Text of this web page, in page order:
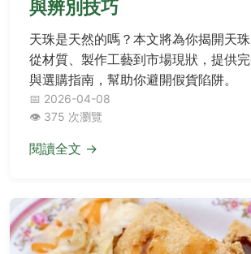
與辨別技巧
天珠是天然的嗎？本文將為你揭開天珠
從材質、製作工藝到市場現狀，提供
與選購指南，幫助你避開假貨陷阱。
📅 2026-04-08
👁️ 375 次瀏覽
閱讀全文 →